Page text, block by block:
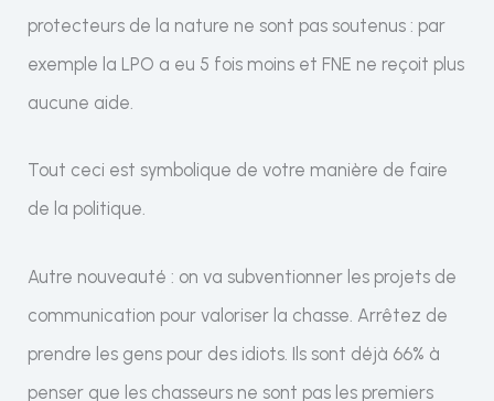
protecteurs de la nature ne sont pas soutenus : par
exemple la LPO a eu 5 fois moins et FNE ne reçoit plus
aucune aide.
Tout ceci est symbolique de votre manière de faire
de la politique.
Autre nouveauté : on va subventionner les projets de
communication pour valoriser la chasse. Arrêtez de
prendre les gens pour des idiots. Ils sont déjà 66% à
penser que les chasseurs ne sont pas les premiers